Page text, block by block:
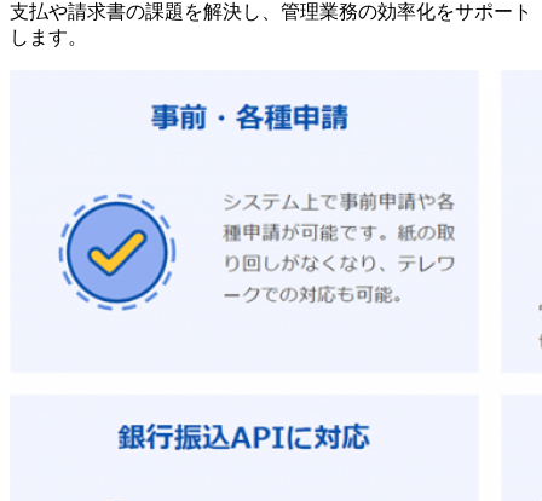
支払や請求書の課題を解決し、管理業務の効率化をサポート
します。